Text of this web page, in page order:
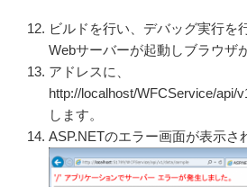
ビルドを行い、デバッグ実行を
Webサーバーが起動しブラウザ
アドレスに、
http://localhost/WFCService/api/
します。
ASP.NETのエラー画面が表示さ